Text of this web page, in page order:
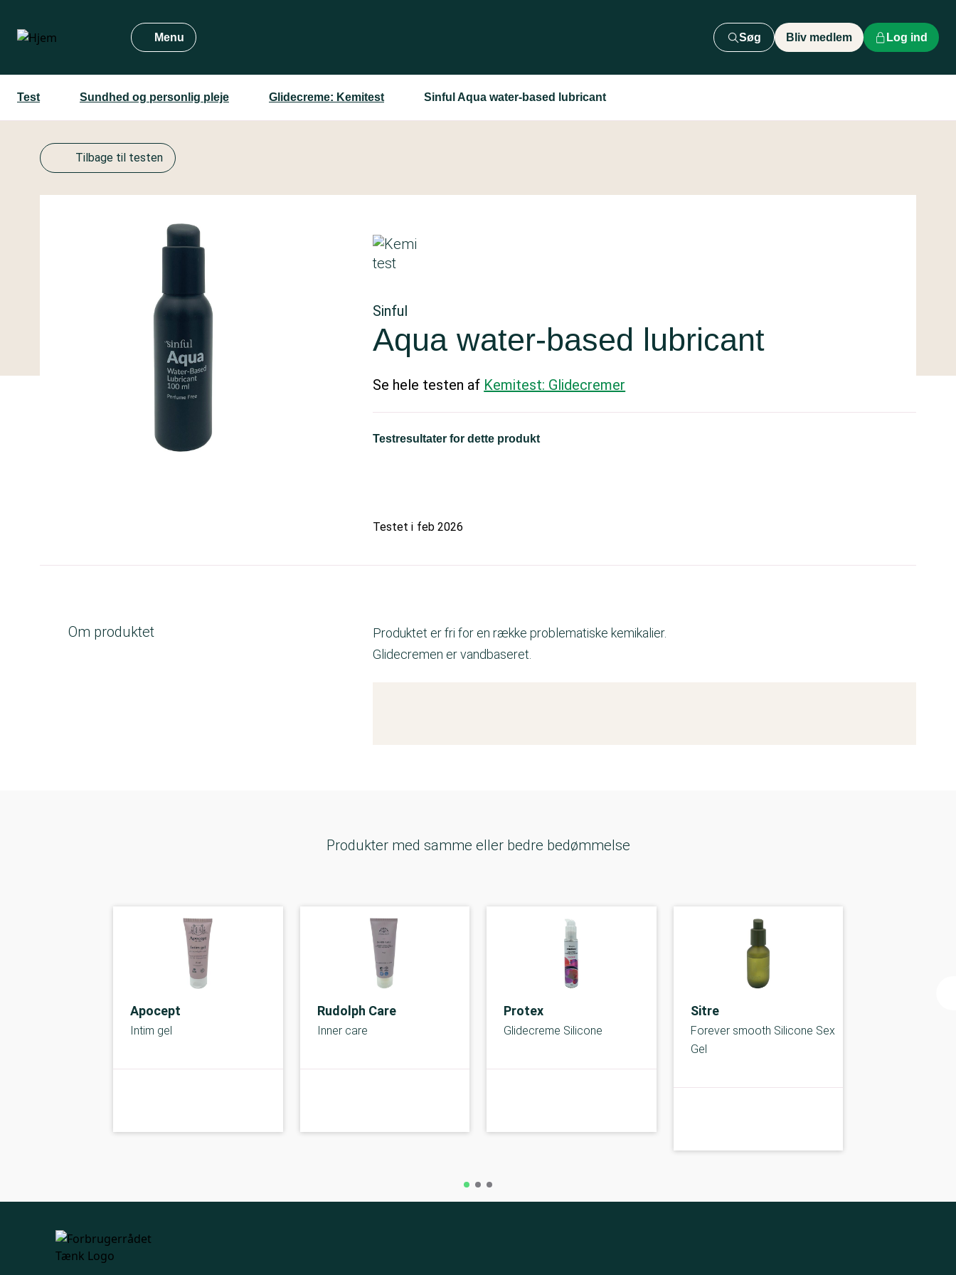
hovedindhold
Menu Søg Bliv medlem Log ind
Test Sundhed og personlig pleje Glidecreme: Kemitest Sinful Aqua water-based lubricant
Tilbage til testen
Sinful
Aqua water-based lubricant
Se hele testen af Kemitest: Glidecremer
Testresultater for dette produkt
Testet i feb 2026
Om produktet
Produktet er fri for en række problematiske kemikalier.
Glidecremen er vandbaseret.
Produkter med samme eller bedre bedømmelse
Apocept
Intim gel
Rudolph Care
Inner care
Protex
Glidecreme Silicone
Sitre
Forever smooth Silicone Sex
Gel